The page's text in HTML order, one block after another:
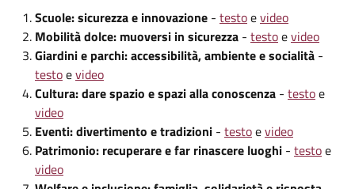
Scuole: sicurezza e innovazione - testoevideo
Mobilità dolce: muoversi in sicurezza - testoevideo
Giardini e parchi: accessibilità, ambiente e socialità -
testoevideo
Cultura: dare spazio e spazi alla conoscenza - testoe
video
Eventi: divertimento e tradizioni - testoevideo
Patrimonio: recuperare e far rinascere luoghi - testoe
video